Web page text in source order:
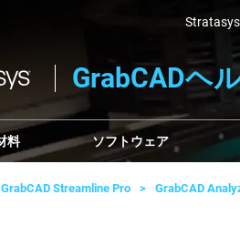
GrabCADヘ
料 ソフトウェア
GrabCAD Streamline Pro GrabCAD